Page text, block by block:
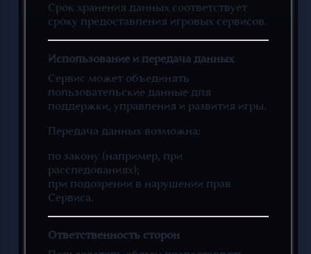
Срок хранения данных соответствует
сроку предоставления игровых сервисов.
Использование и передача данных
Сервис может объединять
пользовательские данные для
поддержки, управления и развития игры.
Передача данных возможна:
по закону (например, при
расследованиях);
при подозрении в нарушении прав
Сервиса.
Ответственность сторон